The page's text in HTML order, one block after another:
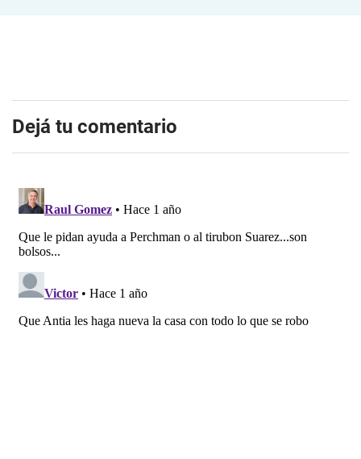
Dejá tu comentario